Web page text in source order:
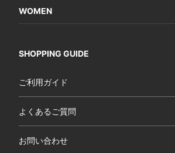
WOMEN
SHOPPING GUIDE
ご利用ガイド
よくあるご質問
お問い合わせ